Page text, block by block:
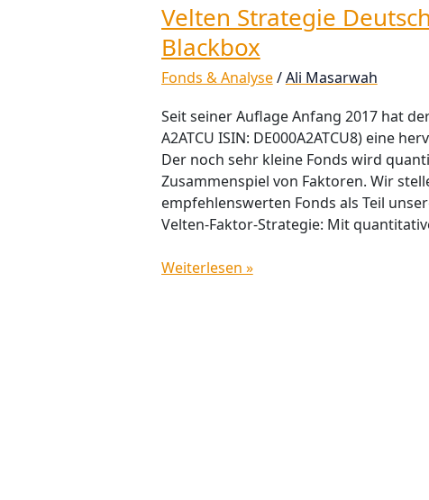
Velten Strategie
Blackbox
Fonds & Analyse/Ali Masarwah
Seit seiner Auflage Anfang 2017 hat
A2ATCU ISIN: DE000A2ATCU8) eine
Der noch sehr kleine Fonds wird
Zusammenspiel von Faktoren. Wir
empfehlenswerten Fonds als Teil
Velten-Faktor-Strategie: Mit
Weiterlesen »